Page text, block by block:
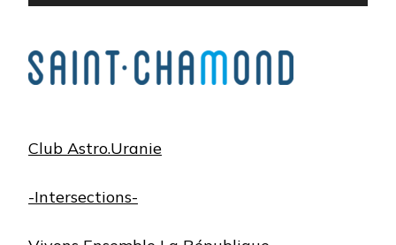
Club Astro.Uranie
-Intersections-